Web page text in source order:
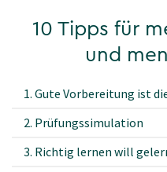
10 Tipps für
und
1. Gute Vorbereitung ist
2. Prüfungssimulation
3. Richtig lernen will